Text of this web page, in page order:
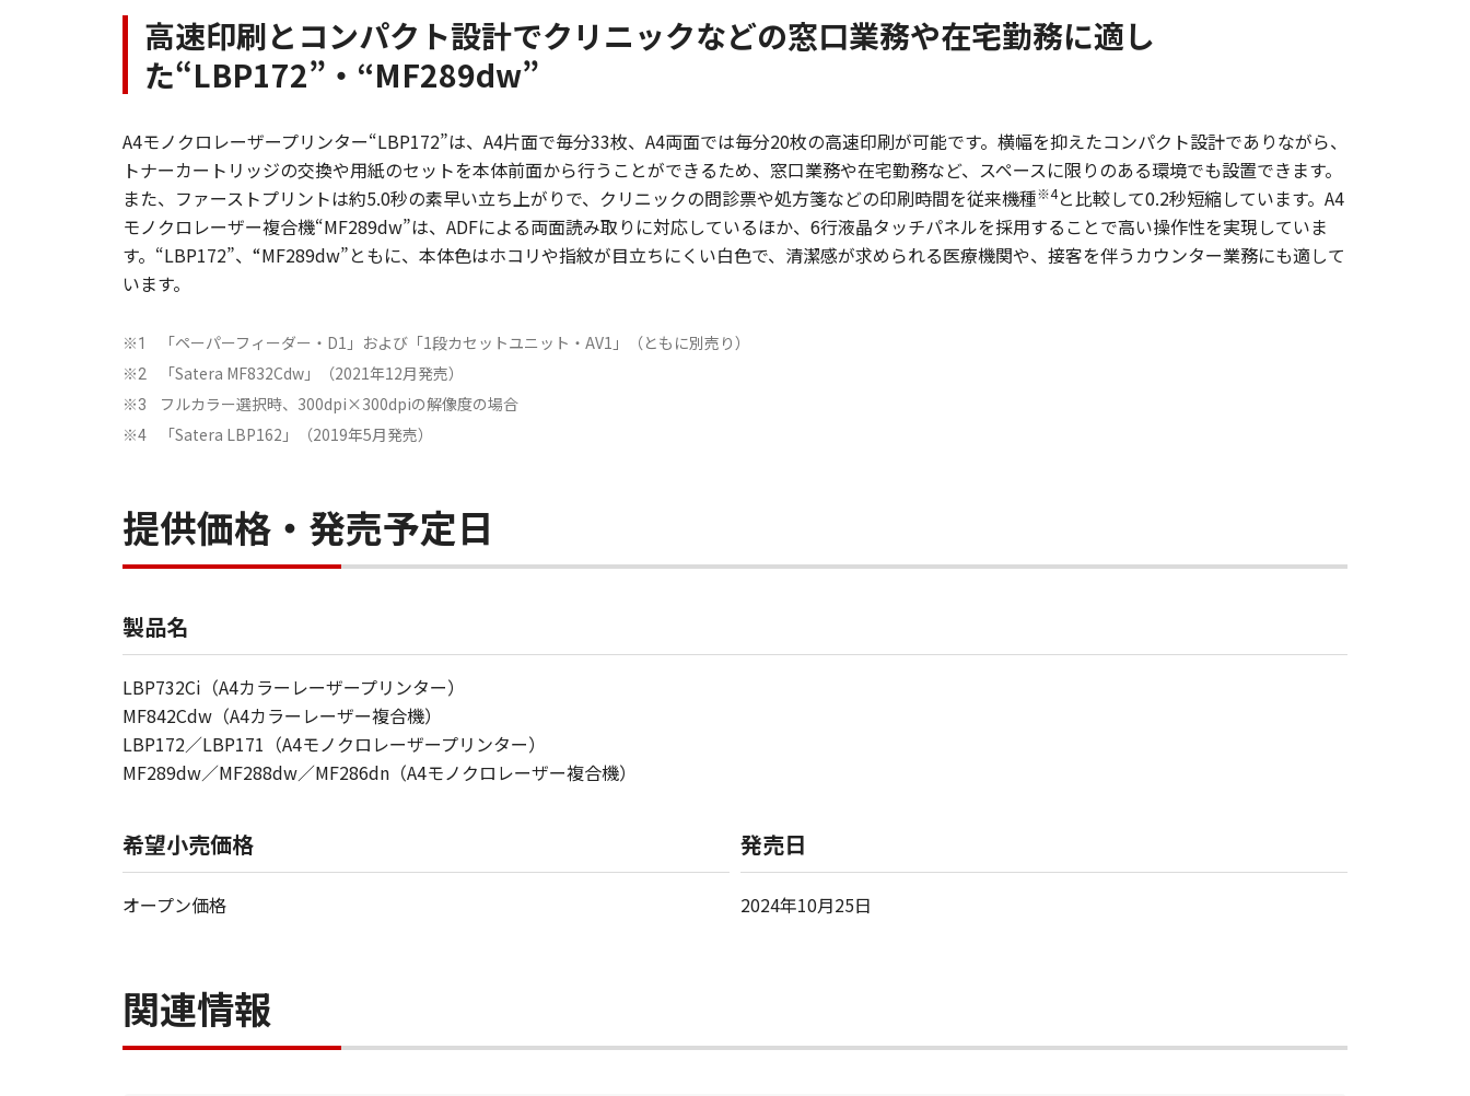
高速印刷とコンパクト設計でクリニックなどの窓口業務や在宅勤務に適し
た“LBP172”・“MF289dw”
A4モノクロレーザープリンター“LBP172”は、A4片面で毎分33枚、A4両面では毎分20枚の高速印刷が可能です。横幅を抑えたコンパクト設計でありながら、
トナーカートリッジの交換や用紙のセットを本体前面から行うことができるため、窓口業務や在宅勤務など、スペースに限りのある環境でも設置できます。
また、ファーストプリントは約5.0秒の素早い立ち上がりで、クリニックの問診票や処方箋などの印刷時間を従来機種※4と比較して0.2秒短縮しています。A4
モノクロレーザー複合機“MF289dw”は、ADFによる両面読み取りに対応しているほか、6行液晶タッチパネルを採用することで高い操作性を実現していま
す。“LBP172”、“MF289dw”ともに、本体色はホコリや指紋が目立ちにくい白色で、清潔感が求められる医療機関や、接客を伴うカウンター業務にも適して
います。
※1 「ペーパーフィーダー・D1」および「1段カセットユニット・AV1」（ともに別売り）
※2 「Satera MF832Cdw」（2021年12月発売）
※3 フルカラー選択時、300dpi×300dpiの解像度の場合
※4 「Satera LBP162」（2019年5月発売）
提供価格・発売予定日
製品名
LBP732Ci（A4カラーレーザープリンター）
MF842Cdw（A4カラーレーザー複合機）
LBP172／LBP171（A4モノクロレーザープリンター）
MF289dw／MF288dw／MF286dn（A4モノクロレーザー複合機）
希望小売価格
オープン価格
発売日
2024年10月25日
関連情報